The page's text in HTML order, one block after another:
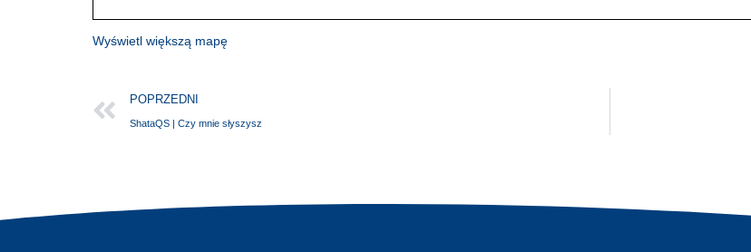
Wyświetl większą mapę
POPRZEDNI
ShataQS | Czy mnie słyszysz